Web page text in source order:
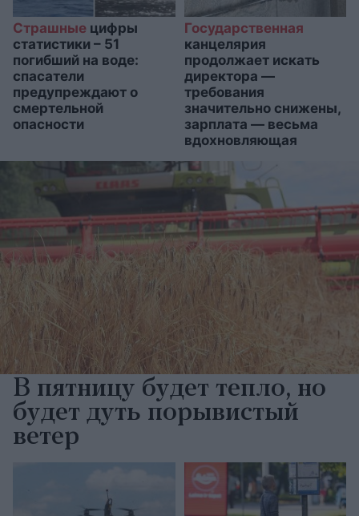
Страшные цифры
статистики – 51
погибший на воде:
спасатели
предупреждают о
смертельной
опасности
Государственная
канцелярия
продолжает искать
директора —
требования
значительно снижены,
зарплата — весьма
вдохновляющая
В пятницу будет тепло, но
будет дуть порывистый
ветер